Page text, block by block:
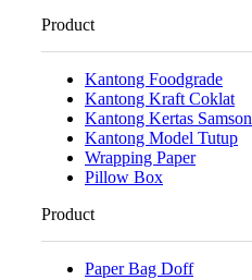
Product
Kantong Foodgrade
Kantong Kraft Coklat
Kantong Kertas Samson
Kantong Model Tutup
Wrapping Paper
Pillow Box
Product
Paper Bag Doff